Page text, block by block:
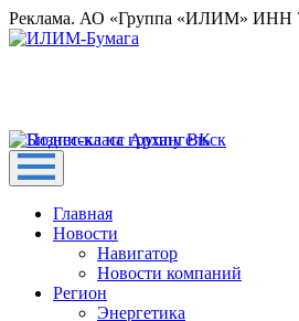
Реклама. АО «Группа «ИЛИМ» ИНН
Главная
Новости
Навигатор
Новости компаний
Регион
Энергетика